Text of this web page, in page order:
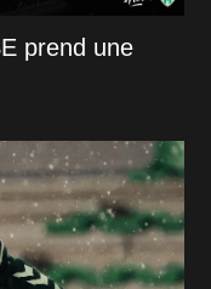
prend une